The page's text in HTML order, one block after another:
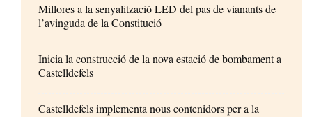
Millores a la senyalització LED del pas de vianants de
l’avinguda de la Constitució
Inicia la construcció de la nova estació de bombament a
Castelldefels
Castelldefels implementa nous contenidors per a la